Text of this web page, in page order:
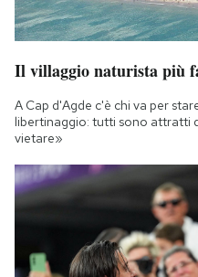
Il villaggio naturista più
A Cap d'Agde c'è chi va per
libertinaggio: tutti sono attratti
vietare»